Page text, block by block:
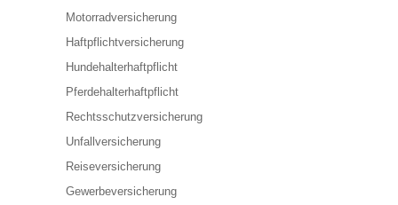
Motorradversicherung
Haftpflichtversicherung
Hundehalterhaftpflicht
Pferdehalterhaftpflicht
Rechtsschutzversicherung
Unfallversicherung
Reiseversicherung
Gewerbeversicherung